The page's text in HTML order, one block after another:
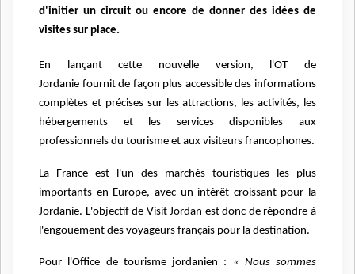
d'initier un circuit ou encore de donner des idées de
visites sur place.
En lançant cette nouvelle version, l'OT de
Jordanie fournit de façon plus accessible des informations
complètes et précises sur les attractions, les activités, les
hébergements et les services disponibles aux
professionnels du tourisme et aux visiteurs francophones.
La France est l'un des marchés touristiques les plus
importants en Europe, avec un intérêt croissant pour la
Jordanie. L'objectif de Visit Jordan est donc de répondre à
l'engouement des voyageurs français pour la destination.
Pour l'Office de tourisme jordanien : « Nous sommes